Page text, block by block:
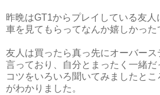
昨晩はGT1からプレイしている友
車を見てもらってなんか嬉しかった
友人は買ったら真っ先にオーバース
言っており、自分とまったく一緒
コツをいろいろ聞いてみましたと
がわかりました。